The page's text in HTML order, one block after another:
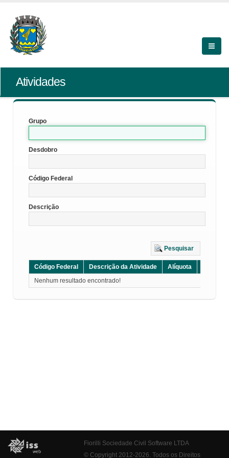
Atividades
Grupo
Desdobro
Código Federal
Descrição
Pesquisar
Código Federal Descrição da Atividade Alíquota
Nenhum resultado encontrado!
Fiorilli Sociedade Civil Software LTDA
© Copyright 2012-2026. Todos os Direitos